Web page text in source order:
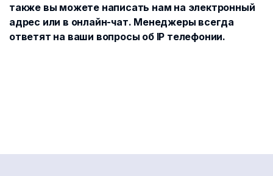
также вы можете написать нам на электронный
адрес или в онлайн-чат. Менеджеры всегда
ответят на ваши вопросы об IP телефонии.